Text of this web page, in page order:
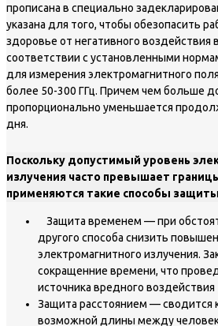
прописана в специально
указана для того, чтобы обезопасить
здоровье от негативного воздействия
соответствии с установленными
для измерения электромагнитного
более 50-300 ГГц. Причем чем больше
пропорционально уменьшается
дня.
Поскольку допустимый уровень
излучения часто превышает
применяются такие способы
Защита временем — при
другого способа снизить
электромагнитного излучения.
сокращенние времени, что
источника вредного воздействия
Защита расстоянием — сводится
возможной длины между